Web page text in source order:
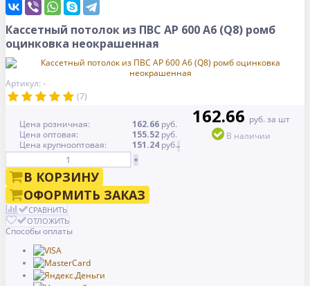
Кассетный потолок из ПВС AP 600 A6 (Q8) ромб
оцинковка неокрашенная
Артикул: -
(7)
Цена розничная: 162.66 руб.
Цена оптовая:
155.52 руб.
Цена крупнооптовая:
151.24 руб.
162.66 руб. за шт
В наличии
-
+
В КОРЗИНУ
ОФОРМИТЬ ЗАКАЗ
СРАВНИТЬ
ОТЛОЖИТЬ
Способы оплаты